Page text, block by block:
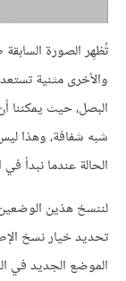
تُظهِر الصورة
والأخرى مثنية
البصل، حيث يمكننا
شبه شفافة، وهذا
الحالة عندما نبدأ
لننسخ هذين
الموضع الجديد في